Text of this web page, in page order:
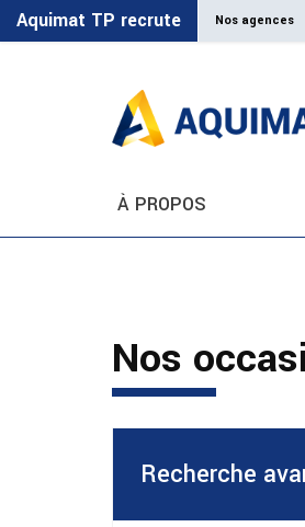
Aquimat TP recrute Nos agences
À PROPOS
Nos
Recherche